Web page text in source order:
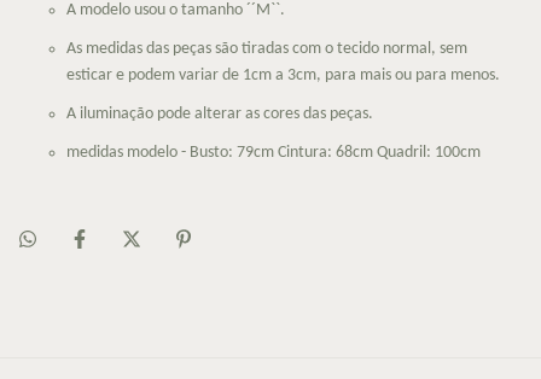
A modelo usou o tamanho ´´M``.
As medidas das peças são tiradas com o tecido normal, sem
esticar e podem variar de 1cm a 3cm, para mais ou para menos.
A iluminação pode alterar as cores das peças.
medidas modelo - Busto: 79cm Cintura: 68cm Quadril: 100cm